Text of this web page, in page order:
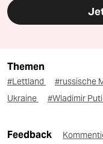
Themen
#Lettland #russische
Ukraine
#Wladimir
Feedback